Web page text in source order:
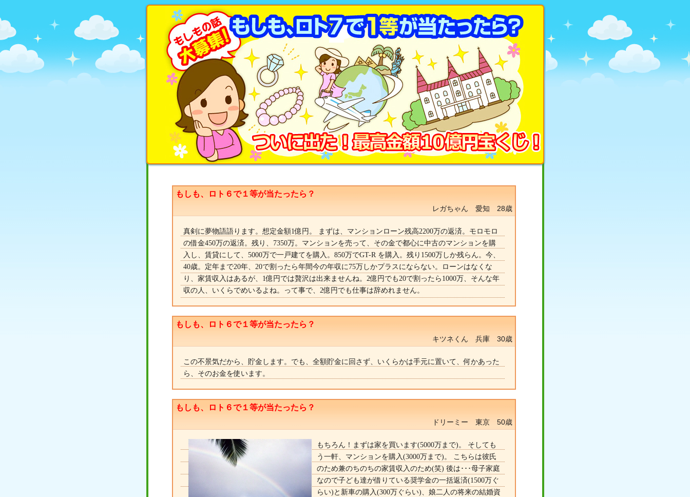
もしも、ロト６で１等が当たったら？
レガちゃん 愛知 28歳
真剣に夢物語語ります。想定金額1億円。 まずは、マンションローン残高2200万の返済。モロモロ
の借金450万の返済。残り、7350万。マンションを売って、その金で都心に中古のマンションを購
入し、賃貸にして、5000万で一戸建てを購入。850万でGT-R を購入。残り1500万しか残らん。今、
40歳。定年まで20年、20で割ったら年間今の年収に75万しかプラスにならない。ローンはなくな
り、家賃収入はあるが、1億円では贅沢は出来ませんね。2億円でも20で割ったら1000万、そんな年
収の人、いくらでめいるよね。って事で、2億円でも仕事は辞めれません。
もしも、ロト６で１等が当たったら？
キツネくん 兵庫 30歳
この不景気だから、貯金します。でも、全額貯金に回さず、いくらかは手元に置いて、何かあった
ら、そのお金を使います。
もしも、ロト６で１等が当たったら？
ドリーミー 東京 50歳
もちろん！まずは家を買います(5000万まで)。 そしても
う一軒、マンションを購入(3000万まで)。 こちらは彼氏
のため兼のちのちの家賃収入のため(笑) 後は･･･母子家庭
なので子ども達が借りている奨学金の一括返済(1500万ぐ
らい)と新車の購入(300万ぐらい)、娘二人の将来の結婚資